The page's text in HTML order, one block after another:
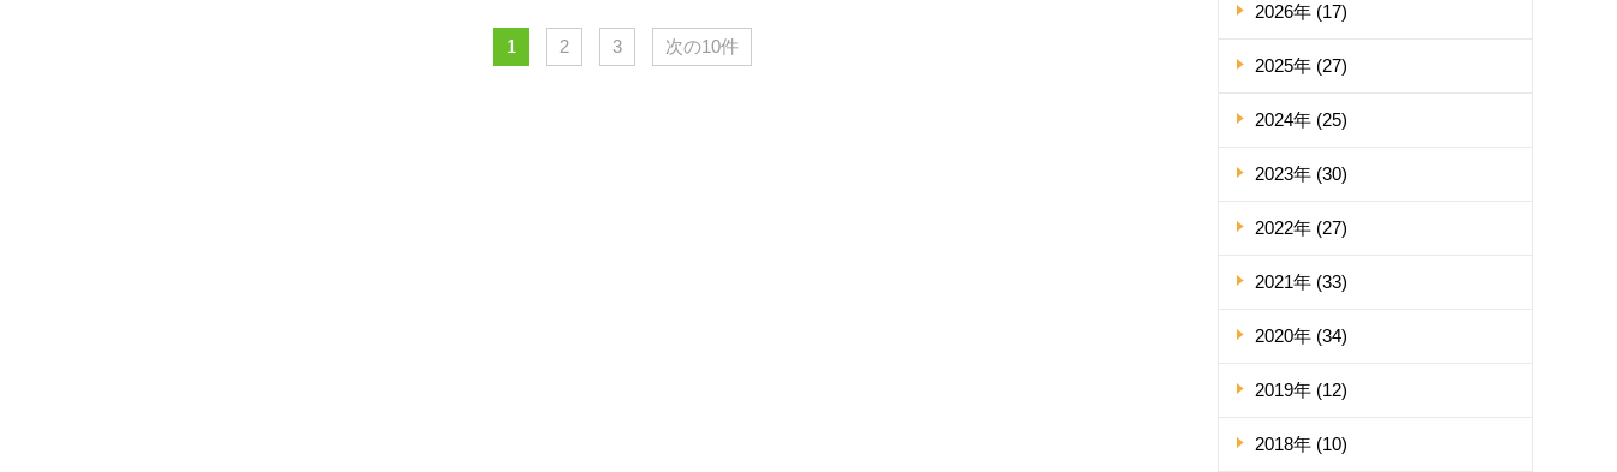
1 2 3 次の10件
2026年 (17)
2025年 (27)
2024年 (25)
2023年 (30)
2022年 (27)
2021年 (33)
2020年 (34)
2019年 (12)
2018年 (10)